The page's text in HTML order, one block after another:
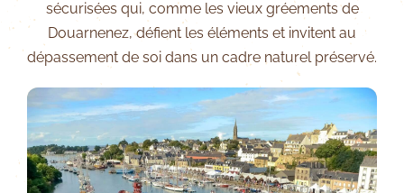
sécurisées qui, comme les vieux gréements de
Douarnenez, défient les éléments et invitent au
dépassement de soi dans un cadre naturel préservé.